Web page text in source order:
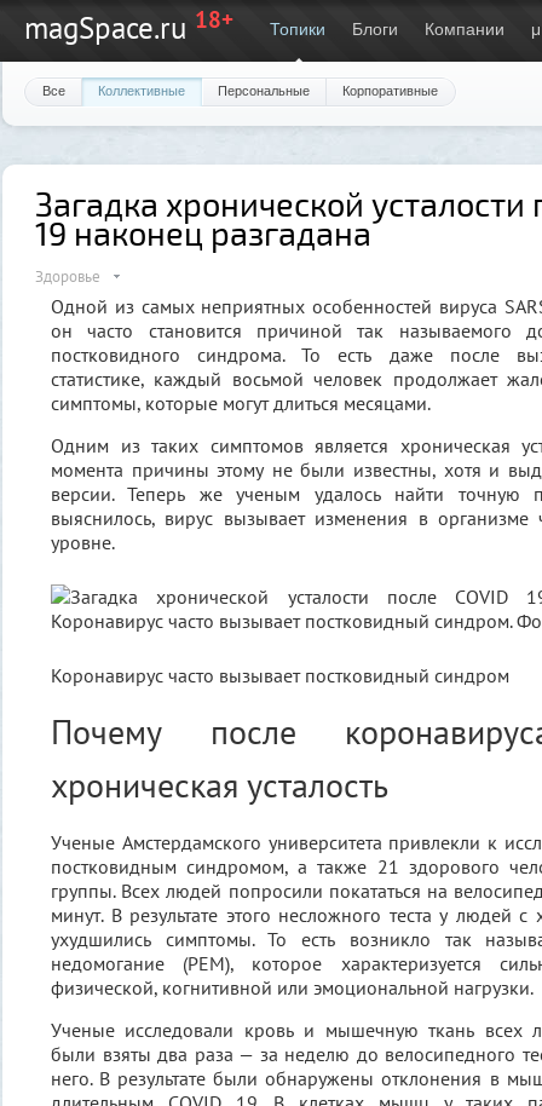
magSpace.ru 18+ Топики Блоги Компании μ
Все Коллективные Персональные Корпоративные
Загадка хронической усталости
19 наконец разгадана
Здоровье
Одной из самых неприятных особенностей вируса
он часто становится причиной так называемого
постковидного синдрома. То есть даже после
статистике, каждый восьмой человек продолжает
симптомы, которые могут длиться месяцами.
Одним из таких симптомов является хроническая
момента причины этому не были известны, хотя и
версии. Теперь же ученым удалось найти точную
выяснилось, вирус вызывает изменения в организме
уровне.
Коронавирус часто вызывает постковидный синдром
Почему после
хроническая усталость
Ученые Амстердамского университета привлекли к
постковидным синдромом, а также 21 здорового
группы. Всех людей попросили покататься на
минут. В результате этого несложного теста у людей с
ухудшились симптомы. То есть возникло так
недомогание (PEM), которое характеризуется
физической, когнитивной или эмоциональной нагрузки.
Ученые исследовали кровь и мышечную ткань всех
были взяты два раза — за неделю до велосипедного
него. В результате были обнаружены отклонения в